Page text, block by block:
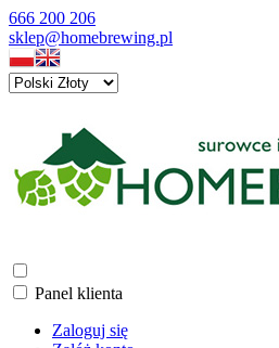
666 200 206
sklep@homebrewing.pl
Panel klienta
Zaloguj się